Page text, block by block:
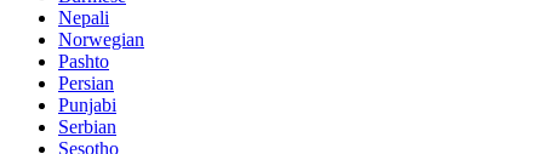
Nepali
Norwegian
Pashto
Persian
Punjabi
Serbian
Sesotho